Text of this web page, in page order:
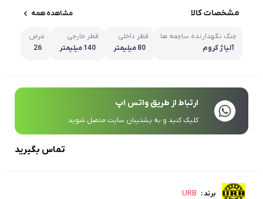
مشخصات کالا مشاهده همه
چنگ نگهدارنده ساچمه ها
آلیاژ کروم
قطر داخلی
80 میلیمتر
قطر خارجی
140 میلیمتر
عرض
26
ارتباط از طریق واتس اپ
کلیک کنید و به پشتیبان سایت متصل شوید
تماس بگیرید
برند : URB